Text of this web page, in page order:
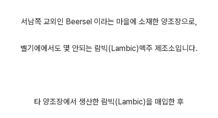
서남쪽 교외인 Beersel 이라는 마을에 소재한 양조장으로,
벨기에에서도 몇 안되는 람빅(Lambic)맥주 제조소입니다.
타 양조장에서 생산한 람빅(Lambic)을 매입한 후